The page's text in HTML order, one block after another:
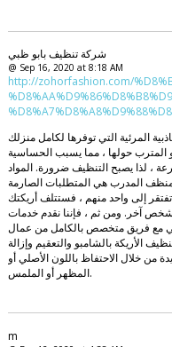
شركة تنظيف بابو ظبي
@ Sep 16, 2020 at 8:18 AM
http://zohorfashion.com/
المرئية التي توفرها لكامل منزلك
المترب حولها ، مما يسبب الحساسية
، لذا يصبح التنظيف ضرورة. المواد
المدرب هي المتطلبات الصارمة
إلى واحد منهم ، فستتلف أريكتك
آخر. ومن ثم ، فإننا نقدم خدمات
مع فريق متخصص بالكامل من عمال
الأريكة بالشامبو والتعقيم وإزالة
من خلال الاحتفاظ باللون الأصلي أو
المظهر أو الملمس.
m